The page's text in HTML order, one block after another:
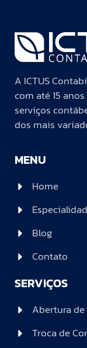
A ICTUS
com até 15
serviços
dos mais
MENU
Home
Blog
Contato
SERVIÇOS
Abertura de
Troca de